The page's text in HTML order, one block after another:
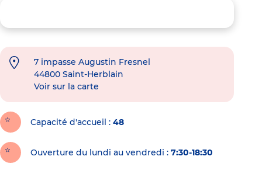
7 impasse Augustin Fresnel
44800 Saint-Herblain
Voir sur la carte
Capacité d'accueil 48
Ouverture du lundi au vendredi : 7:30-18:30